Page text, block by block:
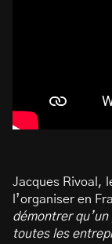
Jacques Rivoal,
l’organiser en
démontrer
toutes les